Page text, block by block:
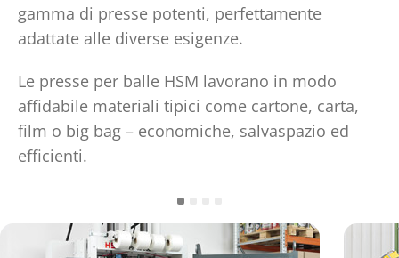
gamma di presse potenti, perfettamente
adattate alle diverse esigenze.
Le presse per balle HSM lavorano in modo
affidabile materiali tipici come cartone, carta,
film o big bag – economiche, salvaspazio ed
efficienti.